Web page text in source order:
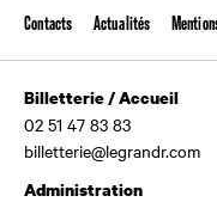
Contacts Actualités
Billetterie / Accueil
02 51 47 83 83
billetterie@legrandr.com
Administration